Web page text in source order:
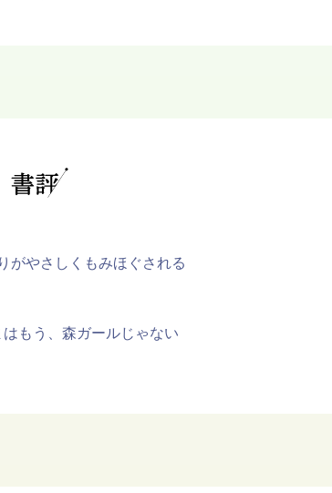
がやさしくもみほぐされる
もう、森ガールじゃない